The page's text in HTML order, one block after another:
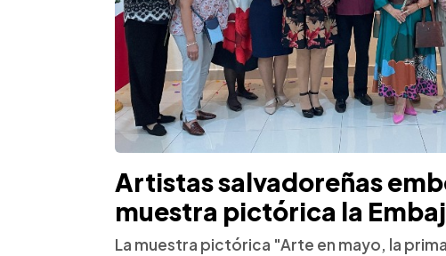
Artistas salvadoreñas
muestra pictórica la
La muestra pictórica "Arte en mayo, la